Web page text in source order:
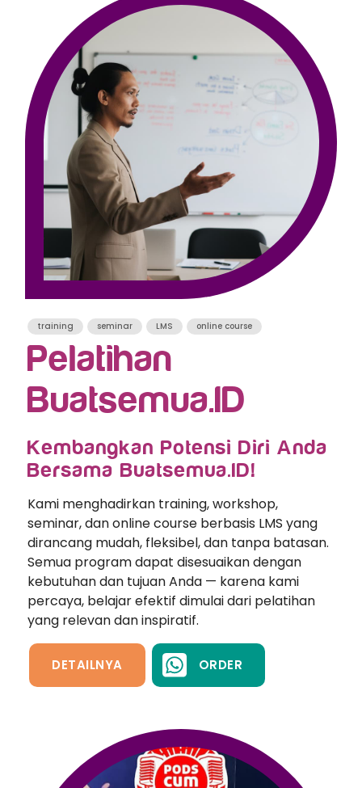
training seminar LMS online course
Pelatihan
Buatsemua.ID
Kembangkan Potensi Diri Anda
Bersama Buatsemua.ID!
Kami menghadirkan training, workshop,
seminar, dan online course berbasis LMS yang
dirancang mudah, fleksibel, dan tanpa batasan.
Semua program dapat disesuaikan dengan
kebutuhan dan tujuan Anda — karena kami
percaya, belajar efektif dimulai dari pelatihan
yang relevan dan inspiratif.
DETAILNYA ORDER